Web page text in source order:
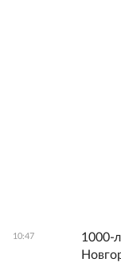
10:47
1000-